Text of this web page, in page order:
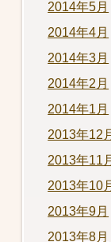
2014年5月
2014年4月
2014年3月
2014年2月
2014年1月
2013年12
2013年11
2013年10
2013年9月
2013年8月